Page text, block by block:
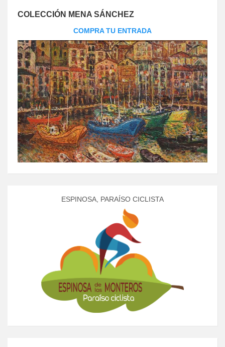
COLECCIÓN MENA SÁNCHEZ
COMPRA TU ENTRADA
ESPINOSA, PARAÍSO CICLISTA